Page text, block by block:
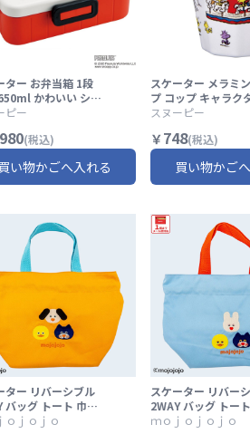
ター お弁当箱 1段
かわいい シン
本製 弁当箱 お弁当
ー ウッドストック
バル SNOOPY ピー
【一段 ランチボッ
漏れ 仕切り 食洗機
ピー
(税込)
買い物かごへ入れる
スケーター メラミ
プ コップ キャラク
供 割れにくい メラ
ピー ウッドストック
ニバル SNOOPY ピ
ツ【食洗機対応 取
し タンブラー メラ
スヌーピー
￥ 748(税込)
買い物かご
ター リバーシブル
バッグ トート 巾着
小物入れ かばん sk
ｏｊｏｊｏ
スケーター リバー
2WAY バッグ トー
手提げ 小物入れ か
ｍｏｊｏｊｏｊｏ